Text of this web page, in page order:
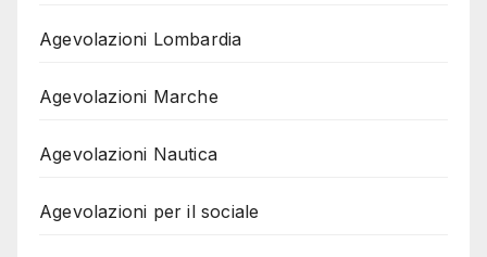
Agevolazioni Lombardia
Agevolazioni Marche
Agevolazioni Nautica
Agevolazioni per il sociale